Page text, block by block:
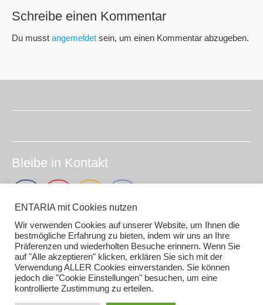
Schreibe einen Kommentar
Du musst angemeldet sein, um einen Kommentar abzugeben.
Bleibe in Kontakt
Impressum (smirc.de)
Datenschutz
Gender / AI Grafiken oder Texten
ENTARIA mit Cookies nutzen
Wir verwenden Cookies auf unserer Website, um Ihnen die
bestmögliche Erfahrung zu bieten, indem wir uns an Ihre
Präferenzen und wiederholten Besuche erinnern. Wenn Sie
auf "Alle akzeptieren" klicken, erklären Sie sich mit der
Verwendung ALLER Cookies einverstanden. Sie können
jedoch die "Cookie Einstellungen" besuchen, um eine
kontrollierte Zustimmung zu erteilen.